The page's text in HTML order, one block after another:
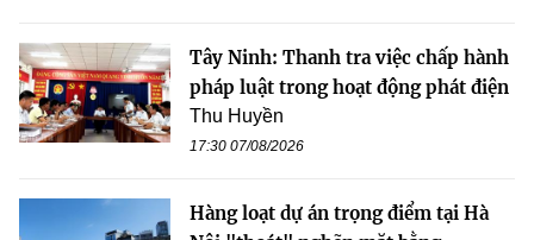
Tây Ninh: Thanh tra việc chấp hành
pháp luật trong hoạt động phát điện
Thu Huyền
17:30 07/08/2026
Hàng loạt dự án trọng điểm tại Hà